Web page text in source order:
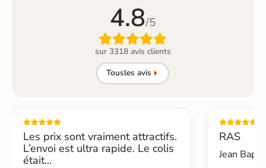
4.8/5

sur 3318 avis clients
Tousles avis
Les prix sont vraiment attractifs.
L’envoi est ultra rapide. Le colis
était...
RAS
Jean